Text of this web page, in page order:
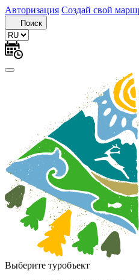
Авторизация Создай свой
Поиск
Выберите туробъект